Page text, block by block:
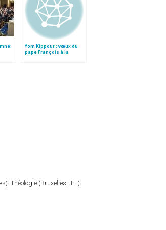
Yom Kippour : vœux du
pape François à la
Théologie (Bruxelles, IET).